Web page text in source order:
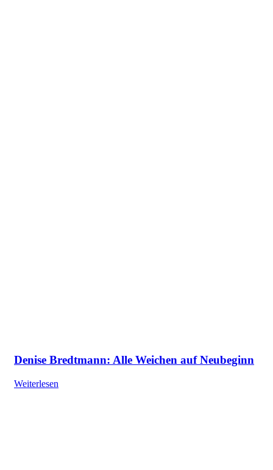
Denise Bredtmann: Alle Weichen auf Neubeginn
Weiterlesen